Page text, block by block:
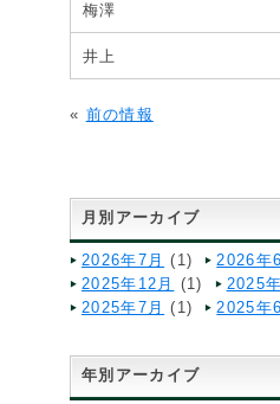
梅澤
井上
« 前の情報
月別アーカイブ
2026年7月 (1)
2026年
2025年12月
(1)
2025
2025年7月 (1) 2025年
年別アーカイブ